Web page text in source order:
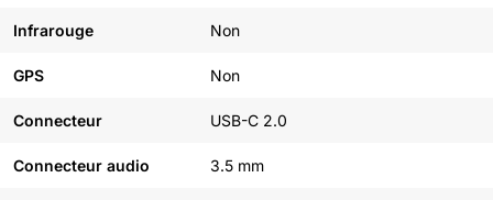
Infrarouge Non
GPS Non
Connecteur USB-C 2.0
Connecteur audio 3.5 mm